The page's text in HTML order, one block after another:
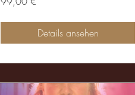
Details ansehen